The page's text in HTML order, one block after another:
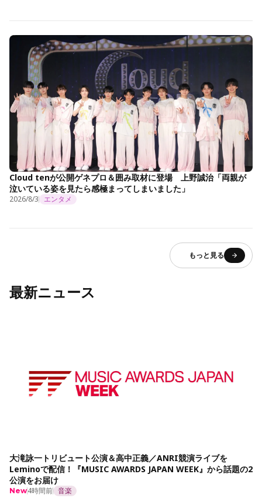
Cloud tenが公開ゲネプロ＆囲み取材に登場 上野誠治「両親が
泣いている姿を見たら感極まってしまいました」
2026/8/3 エンタメ
もっと見る
最新ニュース
大滝詠一トリビュート公演＆高中正義／ANRI競演ライブを
Leminoで配信！『MUSIC AWARDS JAPAN WEEK』から話題の2
公演をお届け
New4時間前 音楽